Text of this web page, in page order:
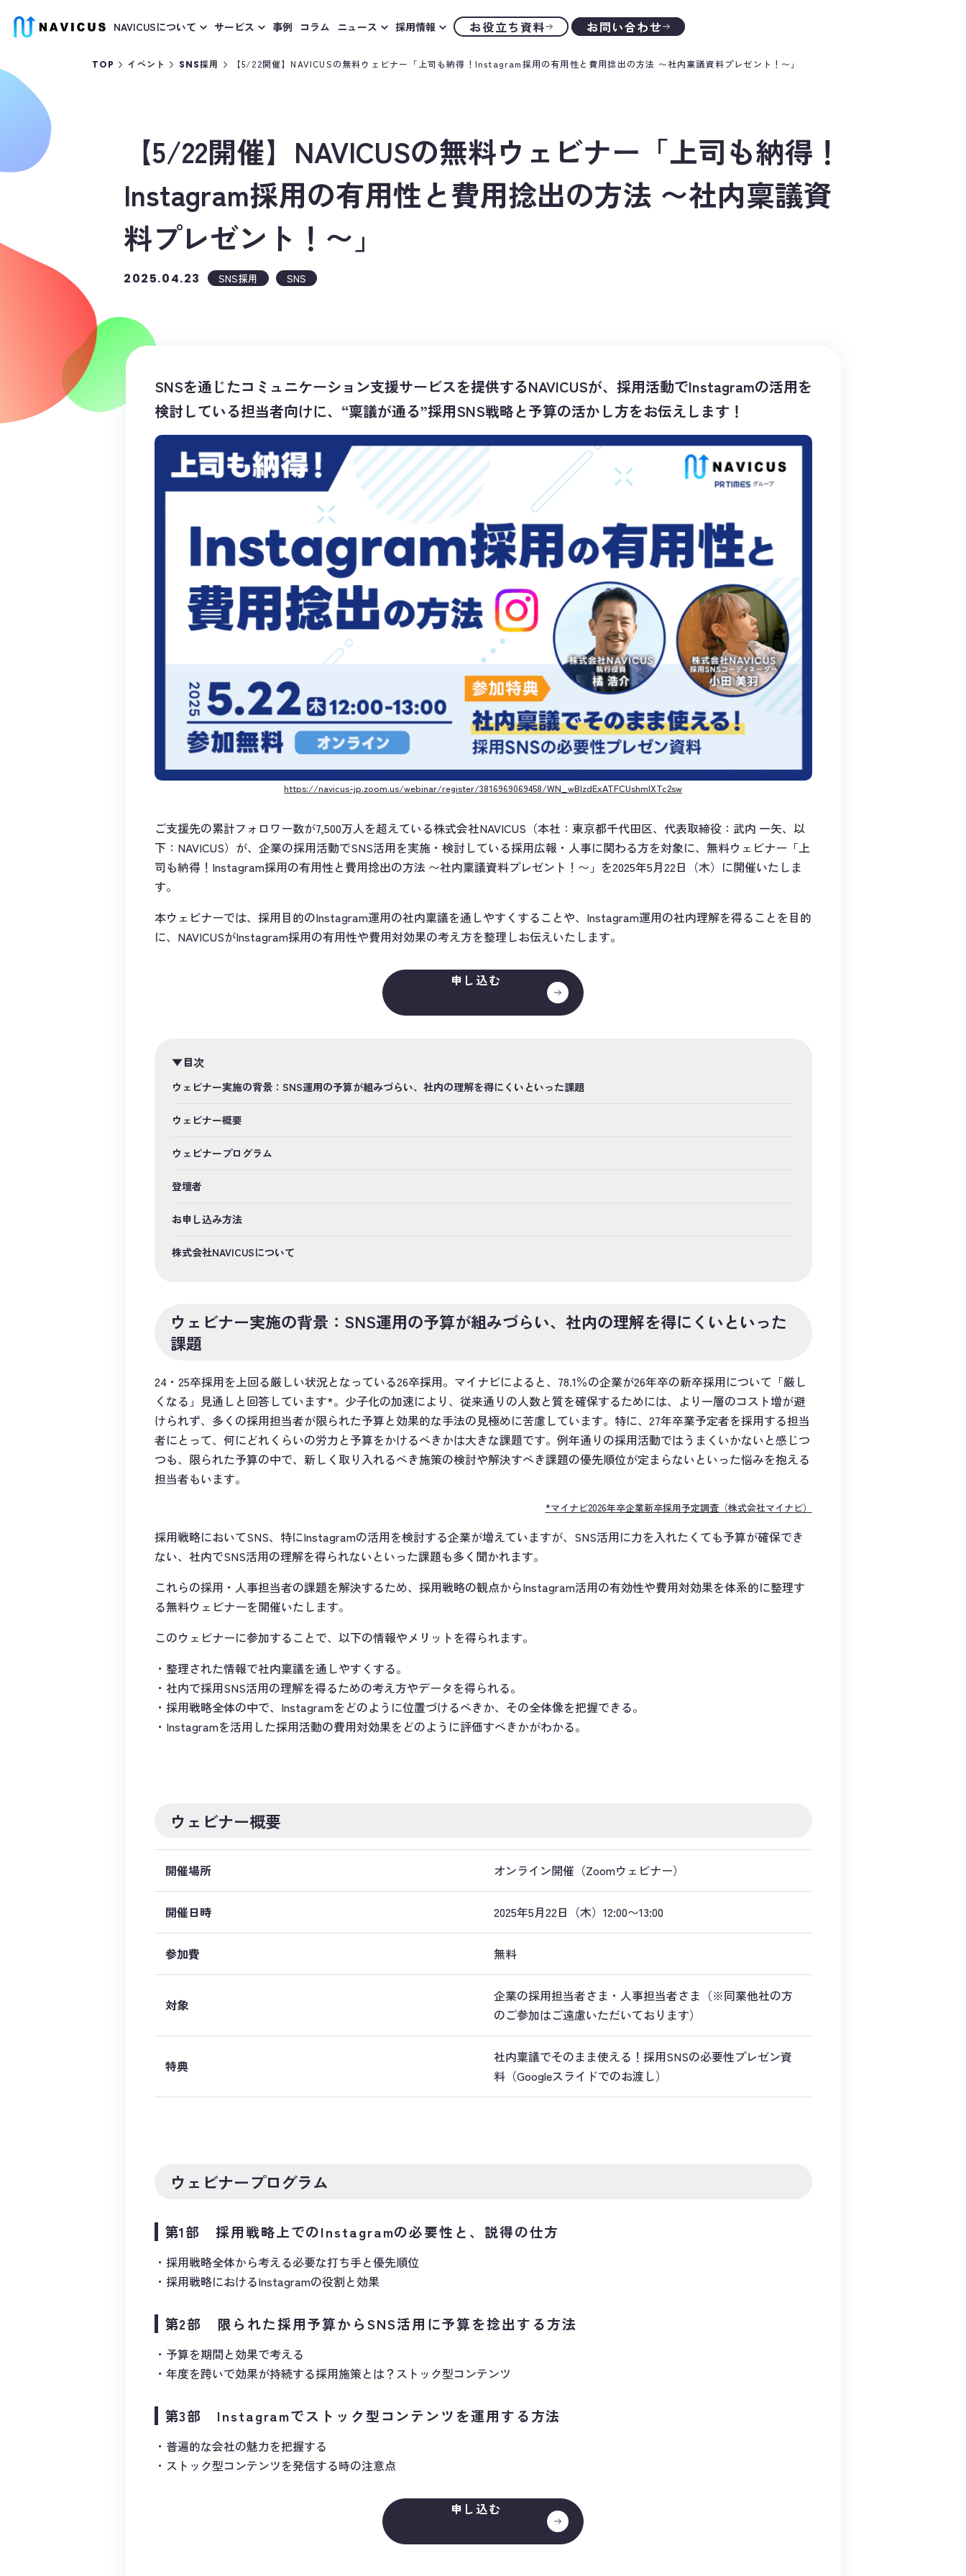
NAVICUSについて サービス 事例 コラム ニュース 採用情報 お役立ち資料 お問い合わせ
TOP イベント SNS採用 【5/22開催】NAVICUSの無料ウェビナー「上司も納得！Instagram採用の有用性と費用捻出の方法 〜社内稟議資料プレゼント！〜」
【5/22開催】NAVICUSの無料ウェビナー「上司も納得！
Instagram採用の有用性と費用捻出の方法 〜社内稟議資
料プレゼント！〜」
2025.04.23 SNS採用 SNS
SNSを通じたコミュニケーション支援サービスを提供するNAVICUSが、採用活動でInstagramの活用を
検討している担当者向けに、“稟議が通る”採用SNS戦略と予算の活かし方をお伝えします！
https://navicus-jp.zoom.us/webinar/register/3816969069458/WN_wBlzdExATFCUshmlXTc2sw
ご支援先の累計フォロワー数が7,500万人を超えている株式会社NAVICUS（本社：東京都千代田区、代表取締役：武内 一矢、以
下：NAVICUS）が、企業の採用活動でSNS活用を実施・検討している採用広報・人事に関わる方を対象に、無料ウェビナー「上
司も納得！Instagram採用の有用性と費用捻出の方法 〜社内稟議資料プレゼント！〜」を2025年5月22日（木）に開催いたしま
す。
本ウェビナーでは、採用目的のInstagram運用の社内稟議を通しやすくすることや、Instagram運用の社内理解を得ることを目的
に、NAVICUSがInstagram採用の有用性や費用対効果の考え方を整理しお伝えいたします。
申し込む
目次
ウェビナー実施の背景：SNS運用の予算が組みづらい、社内の理解を得にくいといった課題
ウェビナー概要
ウェビナープログラム
登壇者
お申し込み方法
株式会社NAVICUSについて
ウェビナー実施の背景：SNS運用の予算が組みづらい、社内の理解を得にくいといった
課題
24・25卒採用を上回る厳しい状況となっている26卒採用。マイナビによると、78.1％の企業が26年卒の新卒採用について「厳し
くなる」見通しと回答しています*。少子化の加速により、従来通りの人数と質を確保するためには、より一層のコスト増が避
けられず、多くの採用担当者が限られた予算と効果的な手法の見極めに苦慮しています。特に、27年卒業予定者を採用する担当
者にとって、何にどれくらいの労力と予算をかけるべきかは大きな課題です。例年通りの採用活動ではうまくいかないと感じつ
つも、限られた予算の中で、新しく取り入れるべき施策の検討や解決すべき課題の優先順位が定まらないといった悩みを抱える
担当者もいます。
*マイナビ2026年卒企業新卒採用予定調査（株式会社マイナビ）
採用戦略においてSNS、特にInstagramの活用を検討する企業が増えていますが、SNS活用に力を入れたくても予算が確保でき
ない、社内でSNS活用の理解を得られないといった課題も多く聞かれます。
これらの採用・人事担当者の課題を解決するため、採用戦略の観点からInstagram活用の有効性や費用対効果を体系的に整理す
る無料ウェビナーを開催いたします。
このウェビナーに参加することで、以下の情報やメリットを得られます。
整理された情報で社内稟議を通しやすくする。
社内で採用SNS活用の理解を得るための考え方やデータを得られる。
採用戦略全体の中で、Instagramをどのように位置づけるべきか、その全体像を把握できる。
Instagramを活用した採用活動の費用対効果をどのように評価すべきかがわかる。
ウェビナー概要
開催場所 オンライン開催（Zoomウェビナー）
開催日時 2025年5月22日（木）12:00〜13:00
参加費 無料
対象
企業の採用担当者さま・人事担当者さま（※同業他社の方
のご参加はご遠慮いただいております）
特典
社内稟議でそのまま使える！採用SNSの必要性プレゼン資
料（Googleスライドでのお渡し）
ウェビナープログラム
第1部 採用戦略上でのInstagramの必要性と、説得の仕方
採用戦略全体から考える必要な打ち手と優先順位
採用戦略におけるInstagramの役割と効果
第2部 限られた採用予算からSNS活用に予算を捻出する方法
予算を期間と効果で考える
年度を跨いで効果が持続する採用施策とは？ストック型コンテンツ
第3部 Instagramでストック型コンテンツを運用する方法
普遍的な会社の魅力を把握する
ストック型コンテンツを発信する時の注意点
申し込む